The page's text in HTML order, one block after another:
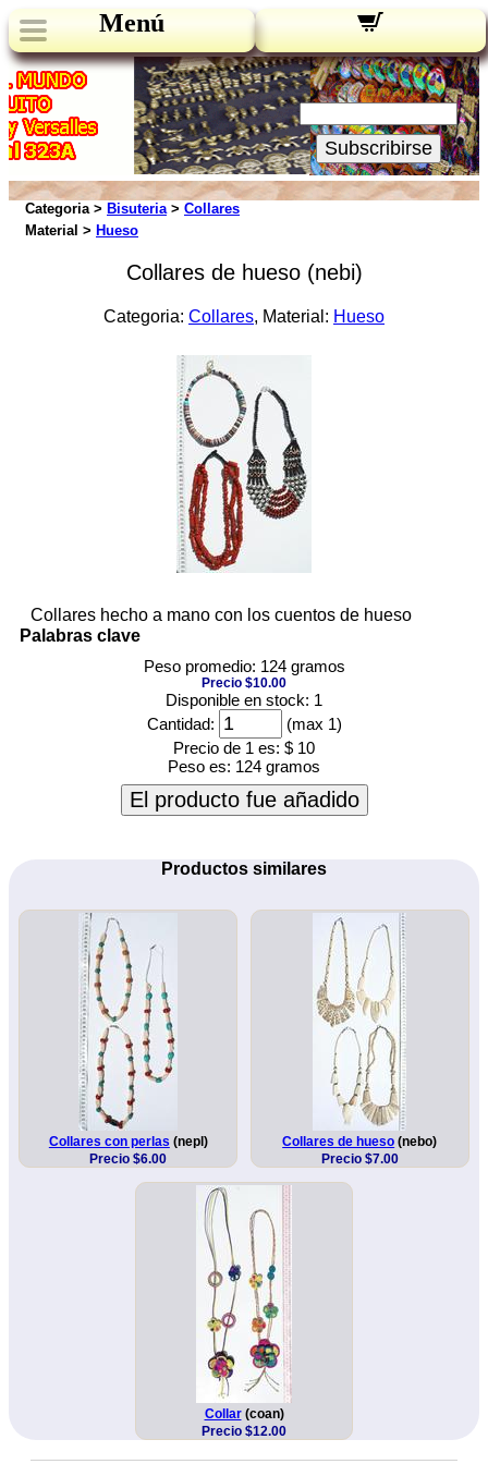
Menú
Novedades:
Su Email:
Subscribirse
Categoria > Bisuteria> Collares
Material > Hueso
Collares de hueso (nebi)
Categoria: Collares, Material: Hueso
Collares hecho a mano con los cuentos de hueso
Palabras clave
Peso promedio: 124 gramos
Precio $10.00
Disponible en stock: 1
Cantidad:
(max 1)
Precio de 1 es: $ 10
Peso es: 124 gramos
El producto fue añadido
Productos similares
Collares con perlas (nepl)
Precio $6.00
Collares de hueso (nebo)
Precio $7.00
Collar(coan)
Precio $12.00